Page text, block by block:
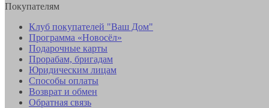
Покупателям
Клуб покупателей "Ваш Дом"
Программа «Новосёл»
Подарочные карты
Прорабам, бригадам
Юридическим лицам
Способы оплаты
Возврат и обмен
Обратная связь